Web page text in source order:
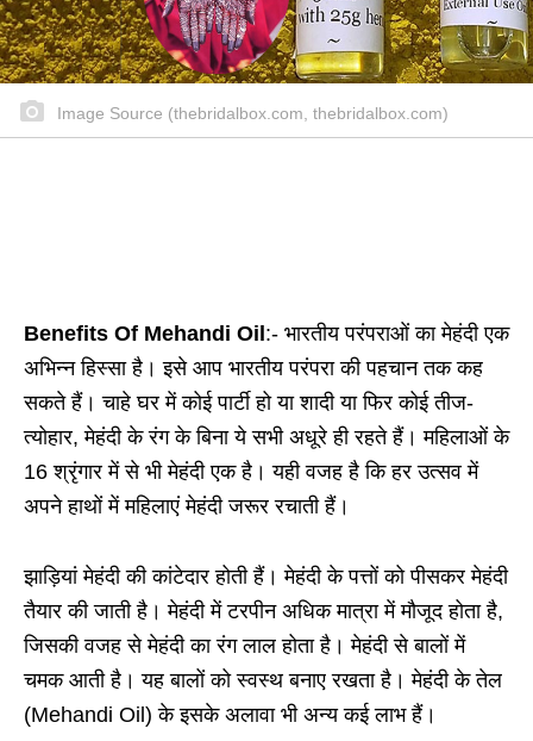
Image Source (thebridalbox.com, thebridalbox.com)
Benefits Of Mehandi Oil :- भारतीय परंपराओं का मेहंदी एक
अभिन्न हिस्सा है। इसे आप भारतीय परंपरा की पहचान तक कह
सकते हैं। चाहे घर में कोई पार्टी हो या शादी या फिर कोई तीज-
त्योहार, मेहंदी के रंग के बिना ये सभी अधूरे ही रहते हैं। महिलाओं के
16 श्रृंगार में से भी मेहंदी एक है। यही वजह है कि हर उत्सव में
अपने हाथों में महिलाएं मेहंदी जरूर रचाती हैं।
झाड़ियां मेहंदी की कांटेदार होती हैं। मेहंदी के पत्तों को पीसकर मेहंदी
तैयार की जाती है। मेहंदी में टरपीन अधिक मात्रा में मौजूद होता है,
जिसकी वजह से मेहंदी का रंग लाल होता है। मेहंदी से बालों में
चमक आती है। यह बालों को स्वस्थ बनाए रखता है। मेहंदी के तेल
(Mehandi Oil) के इसके अलावा भी अन्य कई लाभ हैं।